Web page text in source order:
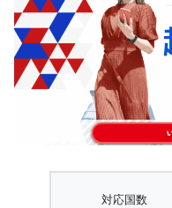
対応国数